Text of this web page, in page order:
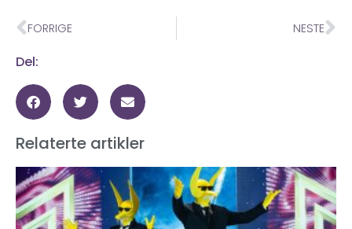
FORRIGE NESTE
Del:
Relaterte artikler